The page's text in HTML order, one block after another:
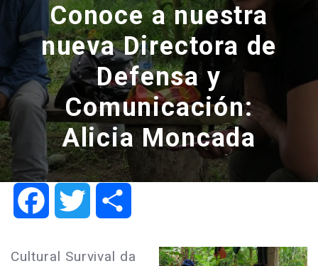
Conoce a nuestra
nueva Directora de
Defensa y
Comunicación:
Alicia Moncada
FacebookTwitter
Cultural Survival da